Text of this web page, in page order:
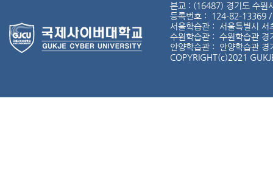
본교 : (16487) 경기도 수
등록번호 : 124-82-13369 /
서울학습관 : 서울특별시
수원학습관 : 수원학습관
안양학습관 : 안양학습관
COPYRIGHT(c)2021